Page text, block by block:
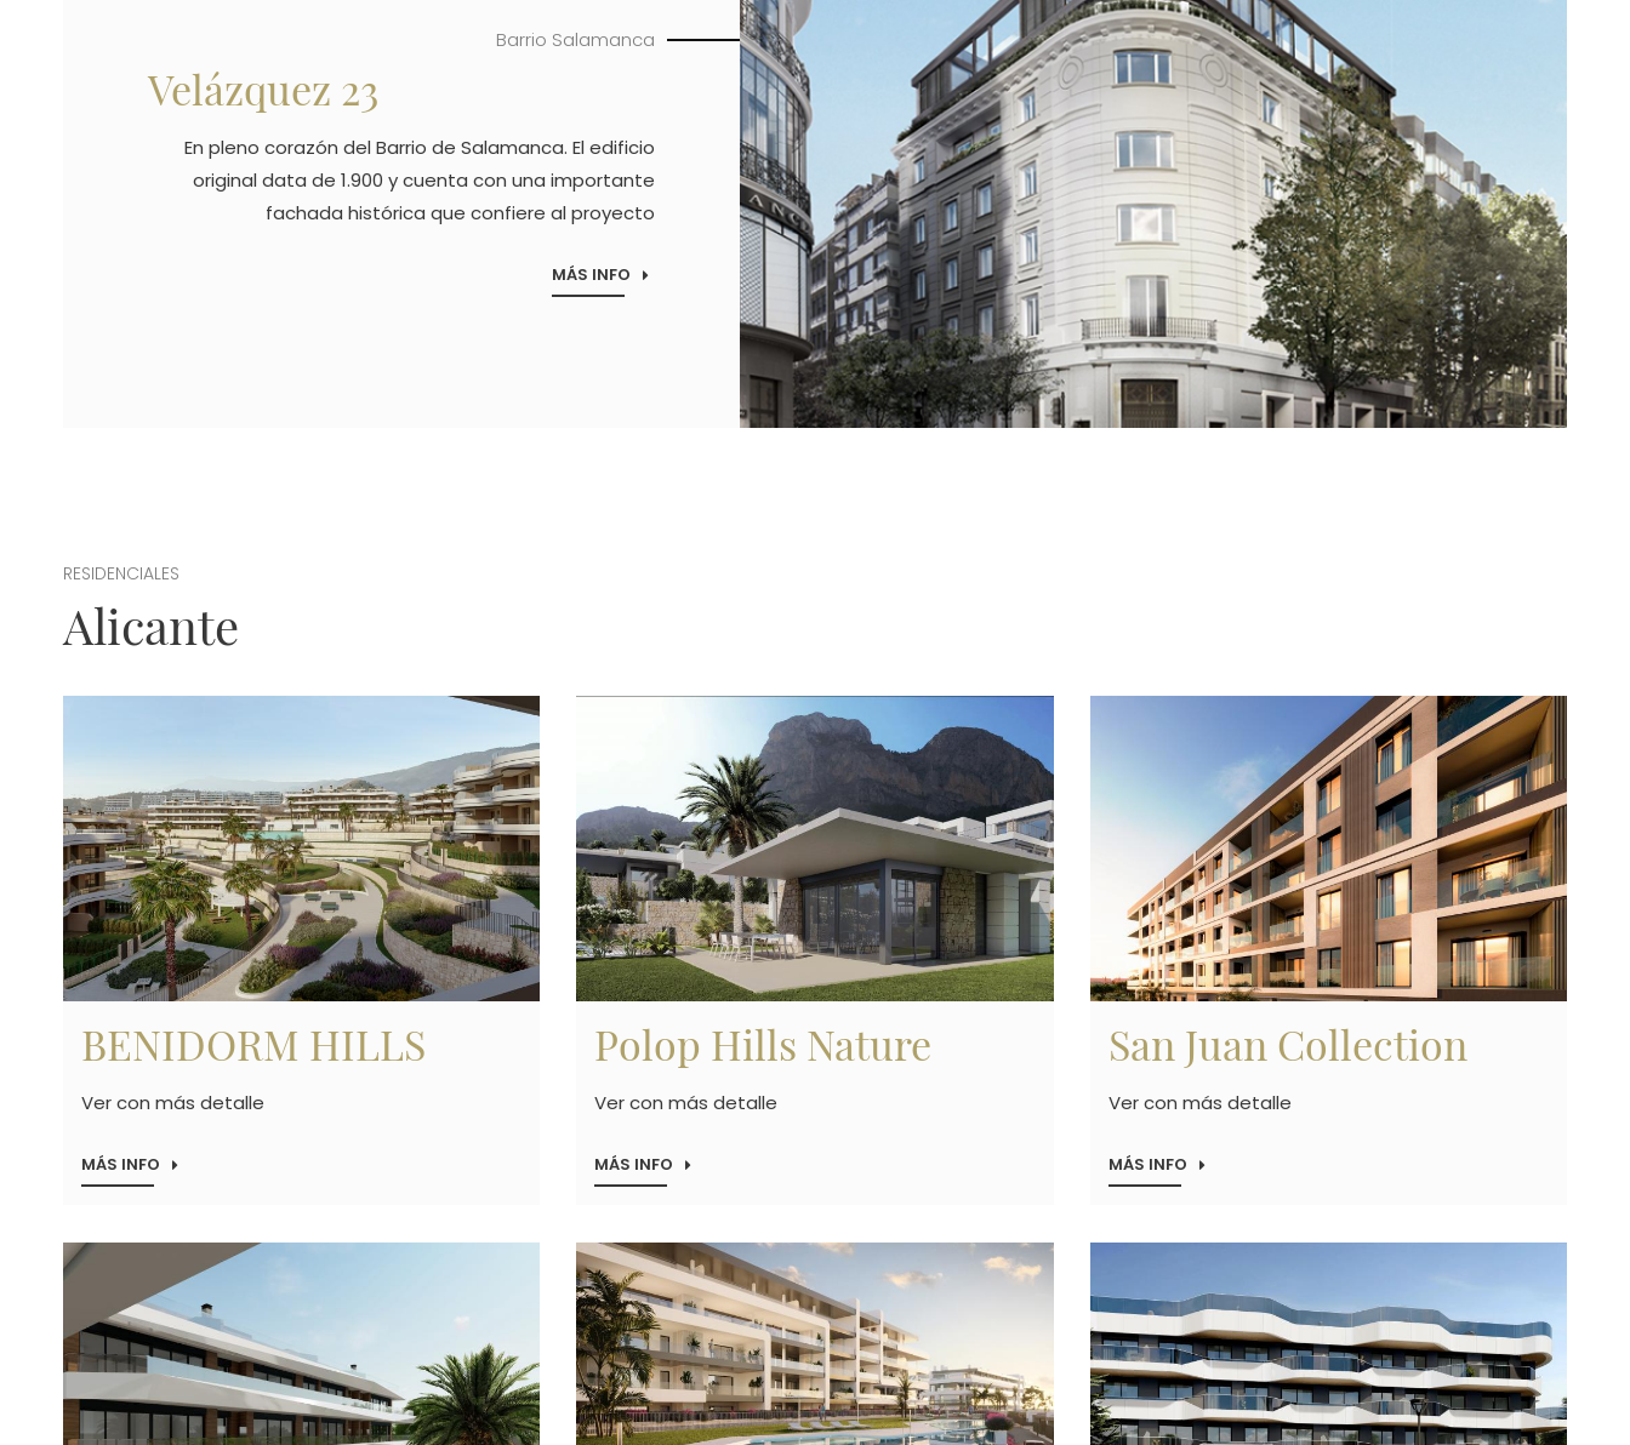
Barrio Salamanca
Velázquez 23
En pleno corazón del Barrio de Salamanca. El edificio
original data de 1.900 y cuenta con una importante
fachada histórica que confiere al proyecto
MÁS INFO
RESIDENCIALES
Alicante
BENIDORM HILLS
Ver con más detalle
MÁS INFO
Polop Hills Nature
Ver con más detalle
MÁS INFO
San Juan Collection
Ver con más detalle
MÁS INFO
Imagen Imagen